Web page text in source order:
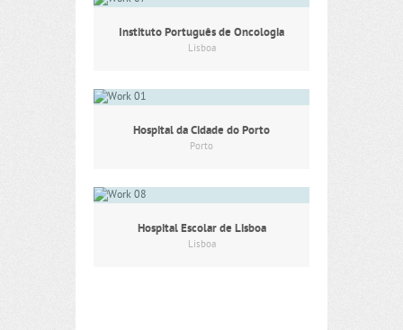
Instituto Português de Oncologia
Lisboa
Hospital da Cidade do Porto
Porto
Hospital Escolar de Lisboa
Lisboa